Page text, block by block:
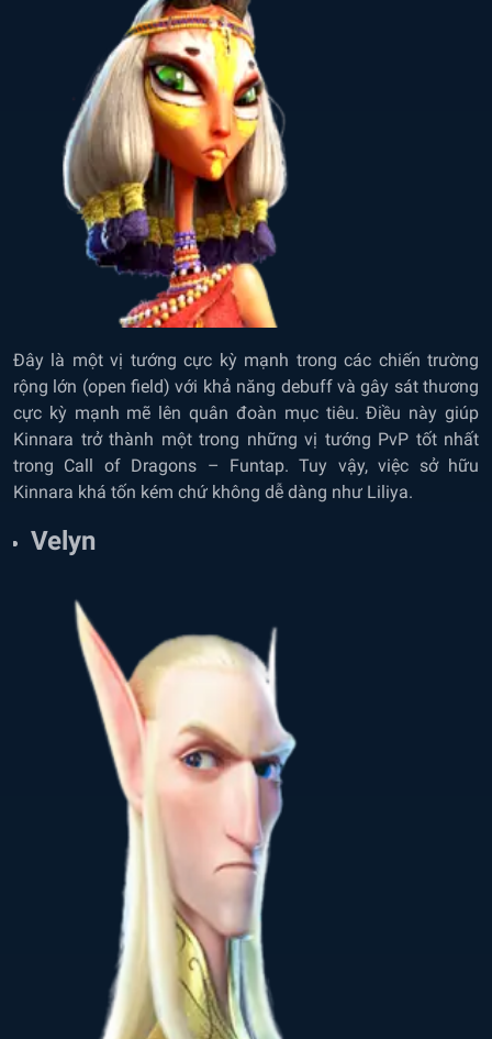
Đây là một vị tướng cực kỳ mạnh trong các chiến trường
rộng lớn (open field) với khả năng debuff và gây sát thương
cực kỳ mạnh mẽ lên quân đoàn mục tiêu. Điều này giúp
Kinnara trở thành một trong những vị tướng PvP tốt nhất
trong Call of Dragons – Funtap. Tuy vậy, việc sở hữu
Kinnara khá tốn kém chứ không dễ dàng như Liliya.
Velyn